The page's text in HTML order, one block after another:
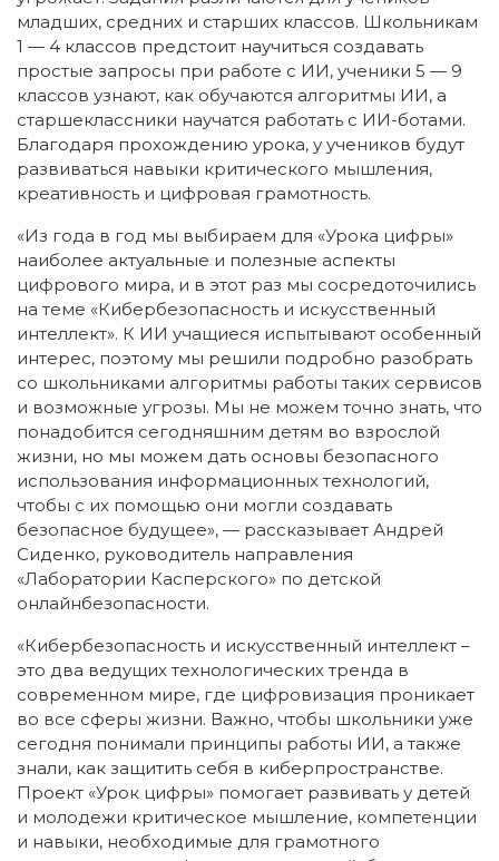
младших, средних и старших классов. Школьникам
1 — 4 классов предстоит научиться создавать
простые запросы при работе с ИИ, ученики 5 — 9
классов узнают, как обучаются алгоритмы ИИ, а
старшеклассники научатся работать с ИИ-ботами.
Благодаря прохождению урока, у учеников будут
развиваться навыки критического мышления,
креативность и цифровая грамотность.
«Из года в год мы выбираем для «Урока цифры»
наиболее актуальные и полезные аспекты
цифрового мира, и в этот раз мы сосредоточились
на теме «Кибербезопасность и искусственный
интеллект». К ИИ учащиеся испытывают особенный
интерес, поэтому мы решили подробно разобрать
со школьниками алгоритмы работы таких сервисов
и возможные угрозы. Мы не можем точно знать, что
понадобится сегодняшним детям во взрослой
жизни, но мы можем дать основы безопасного
использования информационных технологий,
чтобы с их помощью они могли создавать
безопасное будущее», — рассказывает Андрей
Сиденко, руководитель направления
«Лаборатории Касперского» по детской
онлайнбезопасности.
«Кибербезопасность и искусственный интеллект –
это два ведущих технологических тренда в
современном мире, где цифровизация проникает
во все сферы жизни. Важно, чтобы школьники уже
сегодня понимали принципы работы ИИ, а также
знали, как защитить себя в киберпространстве.
Проект «Урок цифры» помогает развивать у детей
и молодежи критическое мышление, компетенции
и навыки, необходимые для грамотного